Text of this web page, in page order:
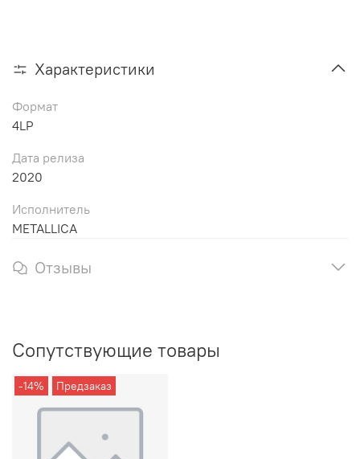
Характеристики
Формат
4LP
Дата релиза
2020
Исполнитель
METALLICA
Отзывы
Сопутствующие товары
-14% Предзаказ